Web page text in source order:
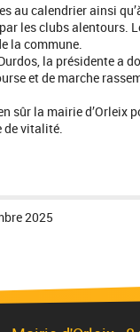
calendrier ainsi
les clubs alentours.
la commune.
la présidente a
et de marche
sûr la mairie d’Orleix
de vitalité.
2025